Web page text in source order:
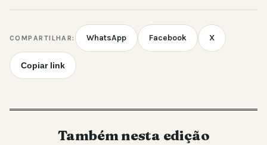
COMPARTILHAR: WhatsApp Facebook X
Copiar link
Também nesta edição